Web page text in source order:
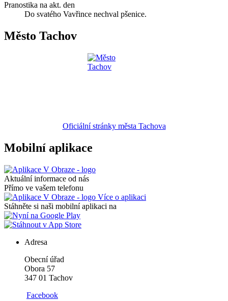
Pranostika na akt. den
Do svatého Vavřince nechval pšenice.
Město Tachov
Oficiální stránky města Tachova
Mobilní aplikace
Aktuální informace od nás
Přímo ve vašem telefonu
Více o aplikaci
Stáhněte si naši mobilní aplikaci na
Adresa
Obecní úřad
Obora 57
347 01 Tachov
Facebook